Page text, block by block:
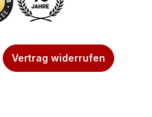
Vertrag widerrufen